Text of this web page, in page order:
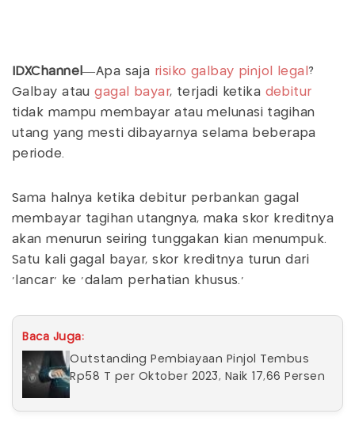
IDXChannel—Apa saja risiko galbay pinjol legal ?
Galbay ataugagal bayar, terjadi ketika debitur
tidak mampu membayar atau melunasi tagihan
utang yang mesti dibayarnya selama beberapa
periode.
Sama halnya ketika debitur perbankan gagal
membayar tagihan utangnya, maka skor kreditnya
akan menurun seiring tunggakan kian menumpuk.
Satu kali gagal bayar, skor kreditnya turun dari
‘lancar’ ke ‘dalam perhatian khusus.’
Baca Juga:
Outstanding Pembiayaan Pinjol Tembus
Rp58 T per Oktober 2023, Naik 17,66 Persen